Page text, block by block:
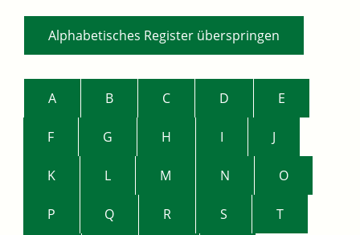
Alphabetisches Register überspringen
A B C D E
F G H I J
K L M N O
P Q R S T